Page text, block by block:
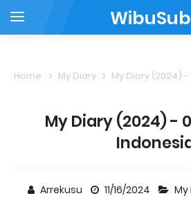
Home My Diary My Diary (2024)
My Diary (2024) -
Arrekusu 11/16/2024 My